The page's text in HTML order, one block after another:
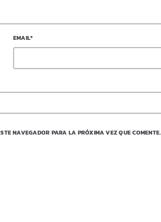
EMAIL*
NAVEGADOR PARA LA PRÓXIMA VEZ QUE COMENTE.